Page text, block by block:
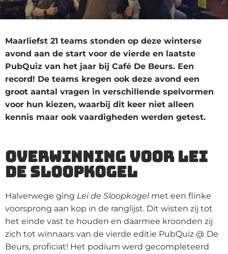
Maarliefst 21 teams stonden op deze winterse
avond aan de start voor de vierde en laatste
PubQuiz van het jaar bij Café De Beurs. Een
record! De teams kregen ook deze avond een
groot aantal vragen in verschillende spelvormen
voor hun kiezen, waarbij dit keer niet alleen
kennis maar ook vaardigheden werden getest.
Overwinning voor Lei
De Sloopkogel
Halverwege ging Lei de Sloopkogelmet een flinke
voorsprong aan kop in de ranglijst. Dit wisten zij tot
het einde vast te houden en daarmee kroonden zij
zich tot winnaars van de vierde editie PubQuiz @ De
Beurs, proficiat! Het podium werd gecompleteerd